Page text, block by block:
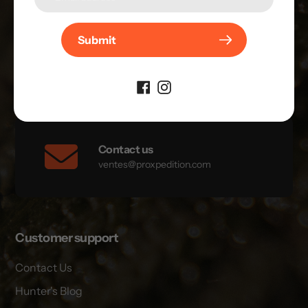
514-808-0049
Mon–Thu. 7am–4:30pm
Contact us
ventes@proxpedition.com
Customer support
Contact Us
Hunter's Blog
Submit